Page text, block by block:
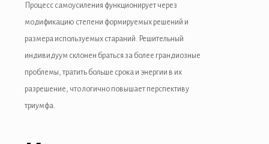
Процесс самоусиления функционирует через
модификацию степени формируемых решений и
размера используемых стараний. Решительный
индивидуум склонен браться за более грандиозные
проблемы, тратить больше срока и энергии в их
разрешение, что логично повышает перспективу
триумфа.